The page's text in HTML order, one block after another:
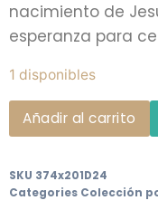
nacimiento de
esperanza para
1 disponibles
Añadir al carrito
SKU 374x201D24
Categories Colección